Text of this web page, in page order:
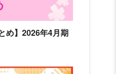
め】2026年4月期